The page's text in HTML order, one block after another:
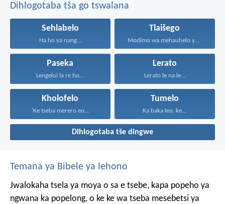
Dihlogotaba tša go tswalana
Sehlabelo
Ha ho ya nang...
Tlaišego
Modimo wa mehauhelo yohle...
Paseka
Lengeloi la re ho...
Lerato
Lerato le na le...
Kholofelo
‘Ke tseba merero eo...
Tumelo
Ka baka leo, ke...
Dihlogotaba tše dingwe
Temana ya Bibele ya lehono
Jwalokaha tsela ya moya o sa e tsebe, kapa popeho ya
ngwana ka popelong, o ke ke wa tseba mesebetsi ya